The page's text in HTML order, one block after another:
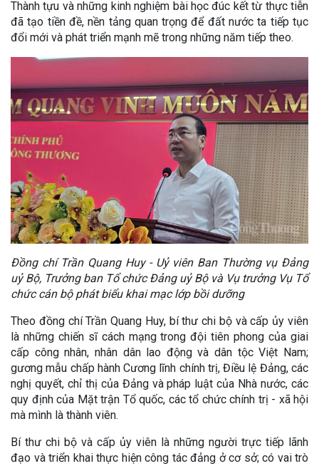
Thành tựu và những kinh nghiệm bài học đúc kết từ thực tiễn
đã tạo tiền đề, nền tảng quan trọng để đất nước ta tiếp tục
đổi mới và phát triển mạnh mẽ trong những năm tiếp theo.
Đồng chí Trần Quang Huy - Uỷ viên Ban Thường vụ Đảng
uỷ Bộ, Trưởng ban Tổ chức Đảng uỷ Bộ và Vụ trưởng Vụ Tổ
chức cán bộ phát biểu khai mạc lớp bồi dưỡng
Theo đồng chí Trần Quang Huy, bí thư chi bộ và cấp ủy viên
là những chiến sĩ cách mạng trong đội tiên phong của giai
cấp công nhân, nhân dân lao động và dân tộc Việt Nam;
gương mẫu chấp hành Cương lĩnh chính trị, Điều lệ Đảng, các
nghị quyết, chỉ thị của Đảng và pháp luật của Nhà nước, các
quy định của Mặt trận Tổ quốc, các tổ chức chính trị - xã hội
mà mình là thành viên.
Bí thư chi bộ và cấp ủy viên là những người trực tiếp lãnh
đạo và triển khai thực hiện công tác đảng ở cơ sở; có vai trò